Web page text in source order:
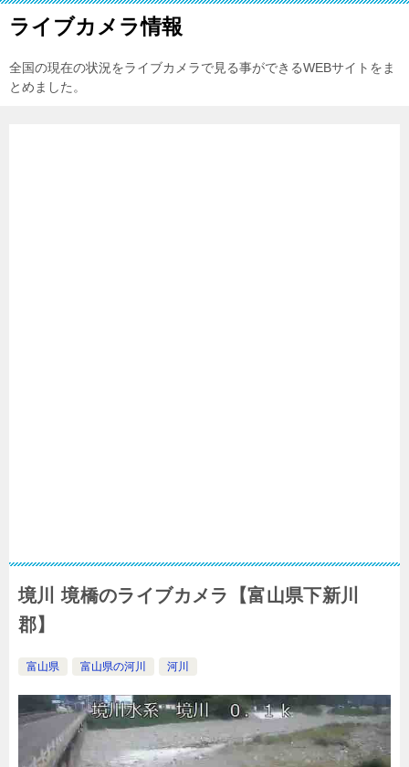
ライブカメラ情報
全国の現在の状況をライブカメラで見る事ができるWEBサイトをま
とめました。
境川 境橋のライブカメラ【富山県下新川
郡】
富山県 富山県の河川 河川